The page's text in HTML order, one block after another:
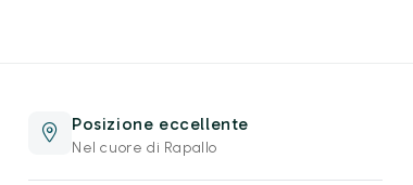
Posizione eccellente
Nel cuore di Rapallo